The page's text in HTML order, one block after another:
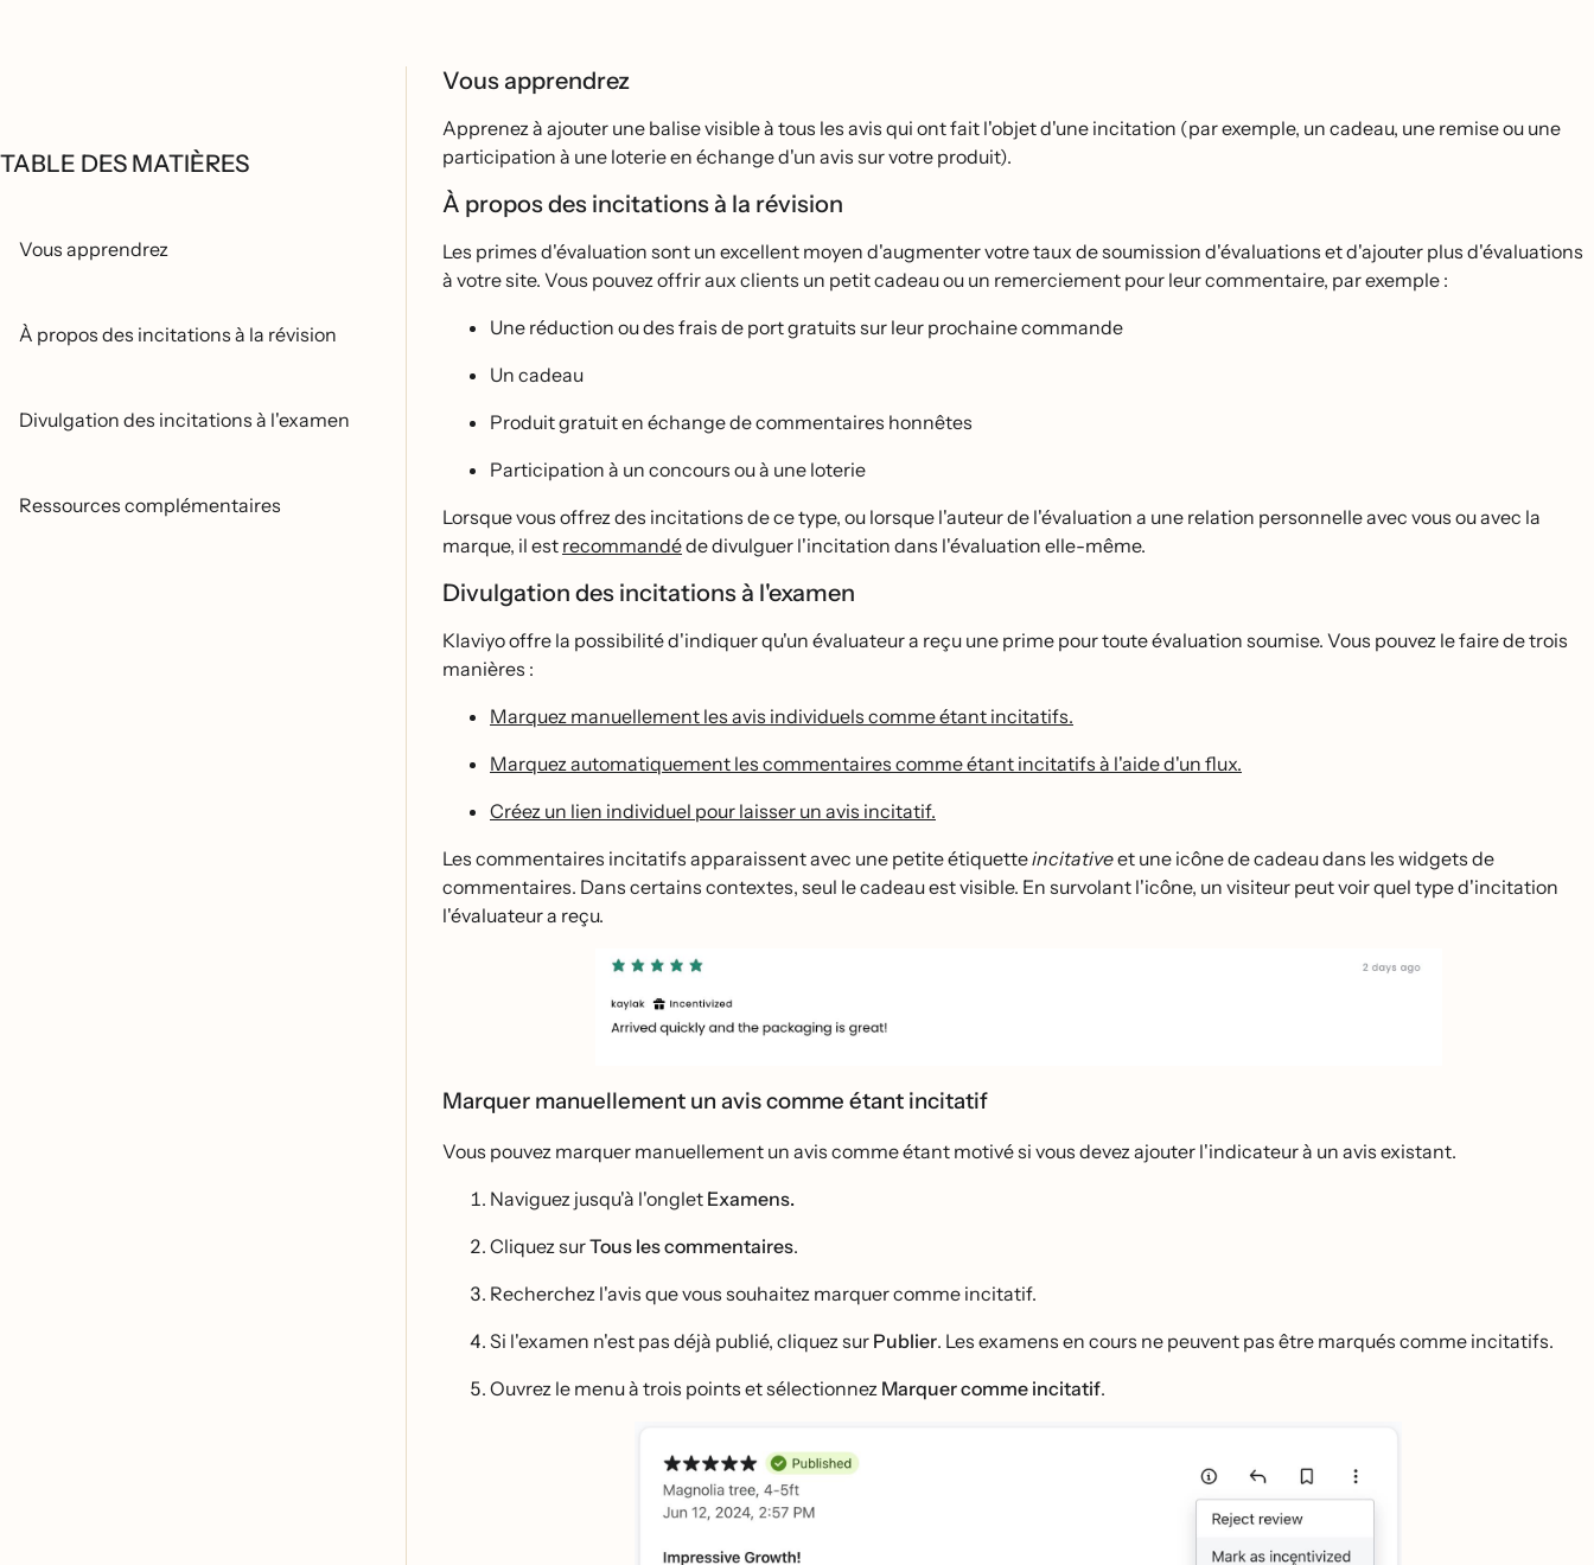
TABLE DES MATIÈRES
Vous apprendrez
À propos des incitations à la révision
Divulgation des incitations à l'examen
Ressources complémentaires
Vous apprendrez
Apprenez à ajouter une balise visible à tous les avis qui ont fait l'objet d'une incitation (par exemple, un cadeau, une remise ou une
participation à une loterie en échange d'un avis sur votre produit).
À propos des incitations à la révision
Les primes d'évaluation sont un excellent moyen d'augmenter votre taux de soumission d'évaluations et d'ajouter plus d'évaluations
à votre site. Vous pouvez offrir aux clients un petit cadeau ou un remerciement pour leur commentaire, par exemple :
Une réduction ou des frais de port gratuits sur leur prochaine commande
Un cadeau
Produit gratuit en échange de commentaires honnêtes
Participation à un concours ou à une loterie
Lorsque vous offrez des incitations de ce type, ou lorsque l'auteur de l'évaluation a une relation personnelle avec vous ou avec la
marque, il est recommandéde divulguer l'incitation dans l'évaluation elle-même.
Divulgation des incitations à l'examen
Klaviyo offre la possibilité d'indiquer qu'un évaluateur a reçu une prime pour toute évaluation soumise. Vous pouvez le faire de trois
manières :
Marquez manuellement les avis individuels comme étant incitatifs.
Marquez automatiquement les commentaires comme étant incitatifs à l'aide d'un flux.
Créez un lien individuel pour laisser un avis incitatif.
Les commentaires incitatifs apparaissent avec une petite étiquetteincitativeet une icône de cadeau dans les widgets de
commentaires. Dans certains contextes, seul le cadeau est visible. En survolant l'icône, un visiteur peut voir quel type d'incitation
l'évaluateur a reçu.
Marquer manuellement un avis comme étant incitatif
Vous pouvez marquer manuellement un avis comme étant motivé si vous devez ajouter l'indicateur à un avis existant.
Naviguez jusqu'à l'onglet Examens.
Cliquez surTous les commentaires.
Recherchez l'avis que vous souhaitez marquer comme incitatif.
Si l'examen n'est pas déjà publié, cliquez sur Publier. Les examens en cours ne peuvent pas être marqués comme incitatifs.
Ouvrez le menu à trois points et sélectionnez Marquer comme incitatif.